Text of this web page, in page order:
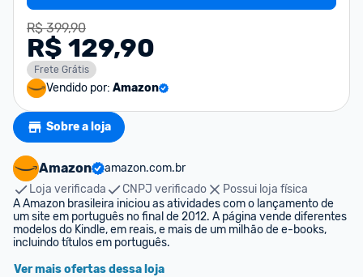
R$ 399,90
R$ 129,90
Frete Grátis
Vendido por: Amazon
Sobre a loja
Amazon
amazon.com.br
Loja verificada
CNPJ verificado
Possui loja física
A Amazon brasileira iniciou as atividades com o lançamento de
um site em português no final de 2012. A página vende diferentes
modelos do Kindle, em reais, e mais de um milhão de e-books,
incluindo títulos em português.
Ver mais ofertas dessa loja